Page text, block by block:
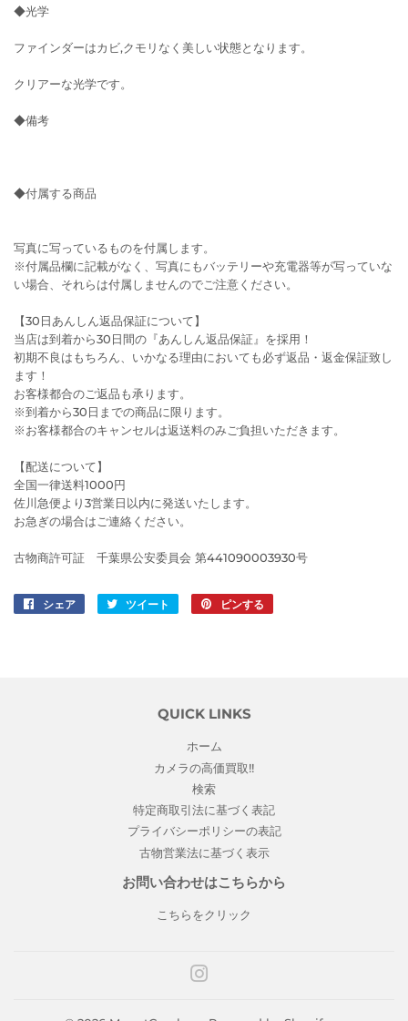
◆光学
ファインダーはカビ,クモリなく美しい状態となります。
クリアーな光学です。
◆備考
◆付属する商品
写真に写っているものを付属します。
※付属品欄に記載がなく、写真にもバッテリーや充電器等が写っていな
い場合、それらは付属しませんのでご注意ください。
【30日あんしん返品保証について】
当店は到着から30日間の『あんしん返品保証』を採用！
初期不良はもちろん、いかなる理由においても必ず返品・返金保証致し
ます！
お客様都合のご返品も承ります。
※到着から30日までの商品に限ります。
※お客様都合のキャンセルは返送料のみご負担いただきます。
【配送について】
全国一律送料1000円
佐川急便より3営業日以内に発送いたします。
お急ぎの場合はご連絡ください。
古物商許可証 千葉県公安委員会 第441090003930号
シェア
Facebookツイート
Twitter
ピンする
QUICK LINKS
ホーム
カメラの高価買取!!
検索
特定商取引法に基づく表記
プライバシーポリシーの表記
古物営業法に基づく表示
お問い合わせはこちらから
こちらをクリック